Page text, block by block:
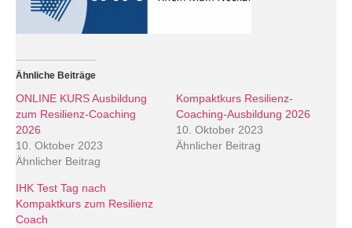
Ähnliche Beiträge
ONLINE KURS Ausbildung
zum Resilienz-Coaching
2026
10. Oktober 2023
Ähnlicher Beitrag
Kompaktkurs Resilienz-
Coaching-Ausbildung 2026
10. Oktober 2023
Ähnlicher Beitrag
IHK Test Tag nach
Kompaktkurs zum Resilienz
Coach